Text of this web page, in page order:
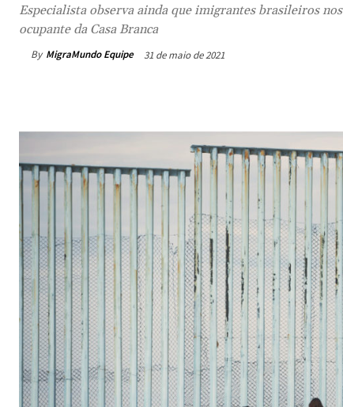
Especialista observa ainda que imigrantes brasileiros
ocupante da Casa Branca
By MigraMundo Equipe 31 de maio de 2021